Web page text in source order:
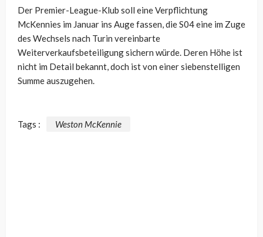
Der Premier-League-Klub soll eine Verpflichtung
McKennies im Januar ins Auge fassen, die S04 eine im Zuge
des Wechsels nach Turin vereinbarte
Weiterverkaufsbeteiligung sichern würde. Deren Höhe ist
nicht im Detail bekannt, doch ist von einer siebenstelligen
Summe auszugehen.
Tags : Weston McKennie